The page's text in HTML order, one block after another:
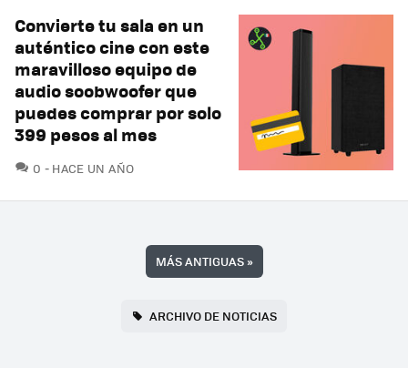
Convierte tu sala en un
auténtico cine con este
maravilloso equipo de
audio soobwoofer que
puedes comprar por solo
399 pesos al mes
0 COMENTARIOS
HACE UN AÑO
MÁS ANTIGUAS»
ARCHIVO DE NOTICIAS